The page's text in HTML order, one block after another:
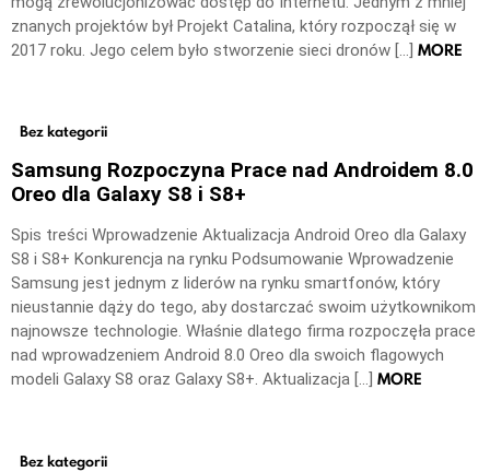
znanych projektów był Projekt Catalina, który rozpoczął się w
2017 roku. Jego celem było stworzenie sieci dronów […] MORE
Bez kategorii
Samsung Rozpoczyna Prace nad Androidem 8.0
Oreo dla Galaxy S8 i S8+
Spis treści Wprowadzenie Aktualizacja Android Oreo dla Galaxy
S8 i S8+ Konkurencja na rynku Podsumowanie Wprowadzenie
Samsung jest jednym z liderów na rynku smartfonów, który
nieustannie dąży do tego, aby dostarczać swoim użytkownikom
najnowsze technologie. Właśnie dlatego firma rozpoczęła prace
nad wprowadzeniem Android 8.0 Oreo dla swoich flagowych
modeli Galaxy S8 oraz Galaxy S8+. Aktualizacja […] MORE
Bez kategorii